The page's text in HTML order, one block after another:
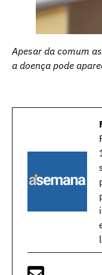
Apesar da comum
a doença pode